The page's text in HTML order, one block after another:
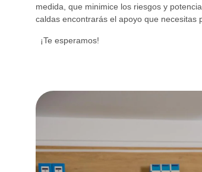
medida, que minimice los riesgos y
caldas encontrarás el apoyo que necesitas
¡Te esperamos!